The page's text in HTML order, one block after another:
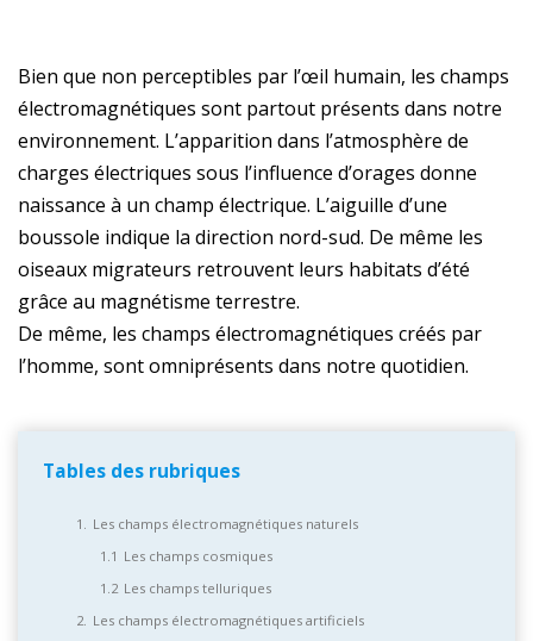
Bien que non perceptibles par l’œil humain, les champs
électromagnétiques sont partout présents dans notre
environnement. L’apparition dans l’atmosphère de
charges électriques sous l’influence d’orages donne
naissance à un champ électrique. L’aiguille d’une
boussole indique la direction nord-sud. De même les
oiseaux migrateurs retrouvent leurs habitats d’été
grâce au magnétisme terrestre.
De même, les champs électromagnétiques créés par
l’homme, sont omniprésents dans notre quotidien.
Tables des rubriques
Les champs électromagnétiques naturels
Les champs cosmiques
Les champs telluriques
Les champs électromagnétiques artificiels